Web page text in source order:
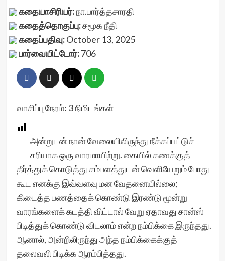
கதையாசிரியர்:நா.பார்த்தசாரதி
கதைத்தொகுப்பு:சமூக நீதி
கதைப்பதிவு:October 13, 2025
பார்வையிட்டோர்:706
வாசிப்பு நேரம்: 3நிமிடங்கள்
அன்றுடன் நான் வேலையிலிருந்து நீக்கப்பட்டுச்
சரியாக ஒரு வாரமாயிற்று. கையில் கணக்குத்
தீர்த்துக் கொடுத்து சம்பளத்துடன் வெளியேறும் போது
கூட எனக்கு இவ்வளவு மன வேதனையில்லை;
கிடைத்த பணத்தைக் கொண்டு இரண்டு மூன்று
வாரங்களைக் கடத்தி விட்டால் வேறு ஏதாவது சான்ஸ்
பிடித்துக் கொண்டு விடலாம் என்ற நம்பிக்கை இருந்தது.
ஆனால், அன்றிலிருந்து அந்த நம்பிக்கைக்குத்
தலைவலி பிடிக்க ஆரம்பித்தது.